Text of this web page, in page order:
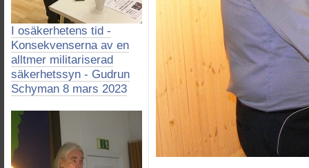
I osäkerhetens tid -
Konsekvenserna av en
alltmer militariserad
säkerhetssyn - Gudrun
Schyman 8 mars 2023